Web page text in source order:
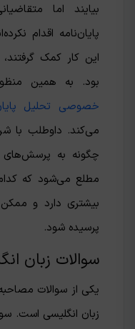
بیایند اما
پایان‌نامه اقدام
این کار کمک
بود. به همین
خصوصی تحلیل
می‌کند. داوطلب با
چگونه به پرسش‌های
مطلع می‌شود که
بیشتری دارد و
پرسیده شود‌.
سوالات زبان
یکی از سوالات
زبان انگلیسی است.